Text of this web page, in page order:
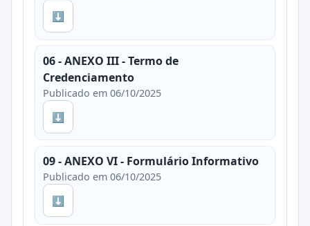
⬇
06 - ANEXO III - Termo de
Credenciamento
Publicado em 06/10/2025
⬇
09 - ANEXO VI - Formulário Informativo
Publicado em 06/10/2025
⬇